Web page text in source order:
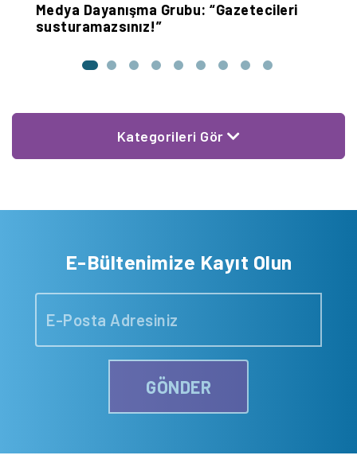
Medya Dayanışma Grubu: “Gazetecileri
susturamazsınız!”
Kategorileri Gör
E-Bültenimize Kayıt Olun
GÖNDER